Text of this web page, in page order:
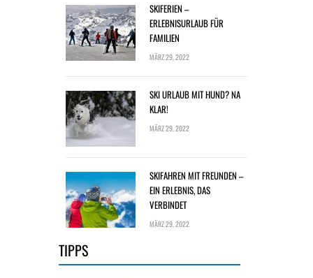
SKIFERIEN –
ERLEBNISURLAUB FÜR
FAMILIEN
MÄRZ 29, 2022
SKI URLAUB MIT HUND? NA
KLAR!
MÄRZ 29, 2022
SKIFAHREN MIT FREUNDEN –
EIN ERLEBNIS, DAS
VERBINDET
MÄRZ 29, 2022
TIPPS